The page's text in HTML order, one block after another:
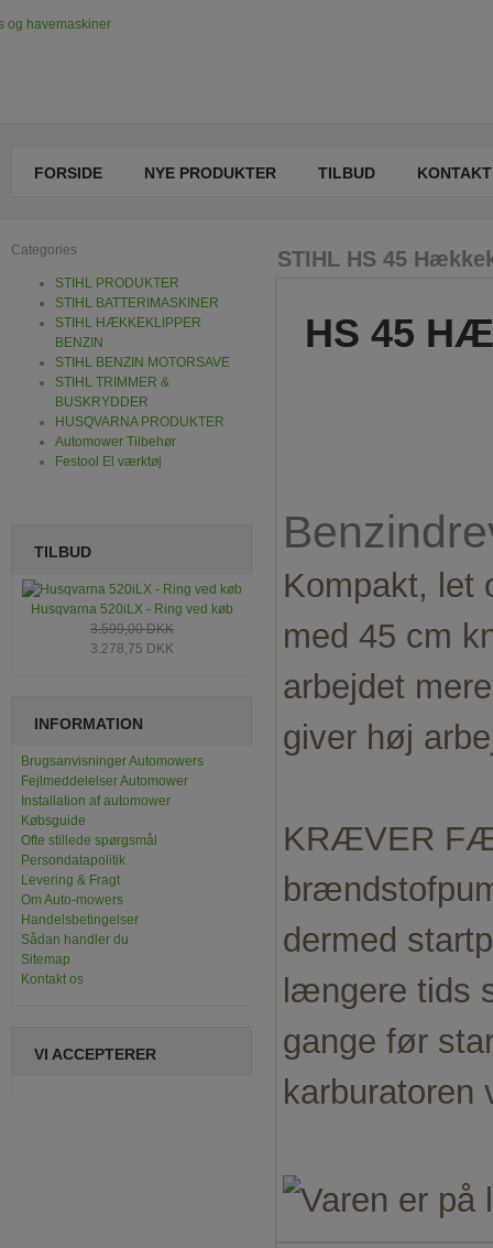
FORSIDE NYE PRODUKTER TILBUD KONTAKT
STIHL HS 45
HS 45
Kompakt, let
med 45 cm
arbejdet
giver høj
KRÆVER
dermed
længere tids
gange før
karburatoren
Categories
STIHL PRODUKTER
STIHL BATTERIMASKINER
STIHL HÆKKEKLIPPER
BENZIN
STIHL BENZIN MOTORSAVE
STIHL TRIMMER &
BUSKRYDDER
HUSQVARNA PRODUKTER
Automower Tilbehør
Festool El værktøj
TILBUD
Husqvarna 520iLX - Ring ved køb
3.599,00 DKK
3.278,75 DKK
INFORMATION
Brugsanvisninger Automowers
Fejlmeddelelser Automower
Installation af automower
Købsguide
Ofte stillede spørgsmål
Persondatapolitik
Levering & Fragt
Om Auto-mowers
Handelsbetingelser
Sådan handler du
Sitemap
Kontakt os
VI ACCEPTERER